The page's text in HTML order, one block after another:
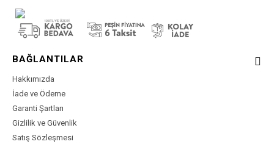
BAĞLANTILAR
Hakkımızda
İade ve Ödeme
Garanti Şartları
Gizlilik ve Güvenlik
Satış Sözleşmesi